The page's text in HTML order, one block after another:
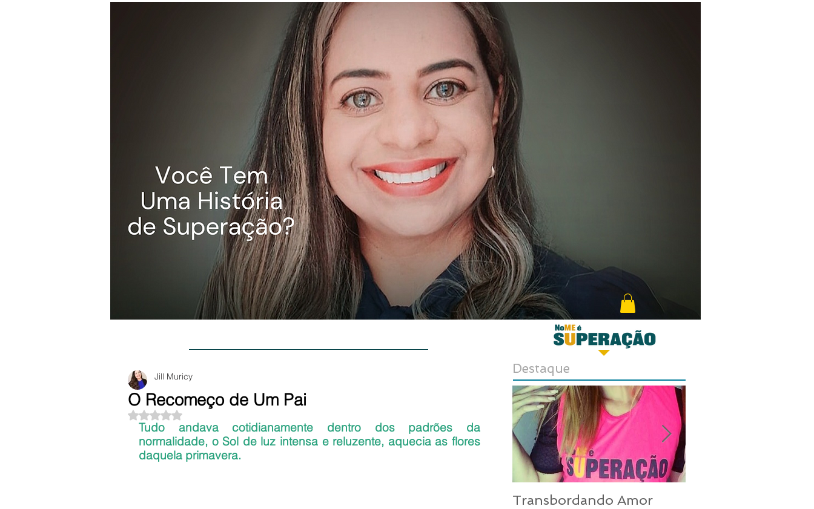
O Recomeço de Um Pai
Jill Muricy
Avaliado com NaN de 5 estrelas.
Tudo andava cotidianamente dentro dos padrões da
normalidade, o Sol de luz intensa e reluzente, aquecia as flores
daquela primavera.
Destaque
Transbordando Amor